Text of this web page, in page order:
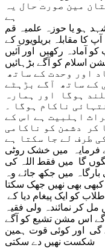
مین صورت حال یہ
ہے
ہو یا حوزہ علمیہ قم
کا مقابلہ بریلویوں کے
آمادہ رکھیں اور آئیں
اسلام کو آگے بڑہائیں
اور وحدت کے ساتھ
کے ساتھ آگے بڑہٹے
ہوگا اور ہمارہ
ناکام ہوگا ۔
اہلبیت ہے اس کے
کر دشمن کو ناکامی
طرف لے جا سکتا ہے
فرمایہ میں خشک روٹی
گا میں فقط اللہ کی
میں جکھ جائے وہ
بھی نھیں جھک سکتا
کو ایک پیغام دیا کے
کر نمائندہ ولی فقیہ
اس مشن تشیع کو آگے
گی اور کوئی قوت ہمین
شکست نھیں دے سکتی